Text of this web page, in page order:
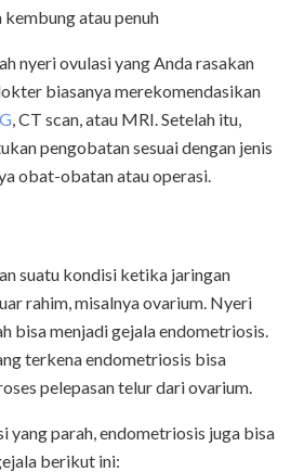
atau penuh
nyeri ovulasi yang Anda rasakan
biasanya merekomendasikan
, CT scan, atau MRI. Setelah itu,
pengobatan sesuai dengan jenis
obat-obatan atau operasi.
suatu kondisi ketika jaringan
rahim, misalnya ovarium. Nyeri
bisa menjadi gejala endometriosis.
terkena endometriosis bisa
pelepasan telur dari ovarium.
yang parah, endometriosis juga bisa
berikut ini: